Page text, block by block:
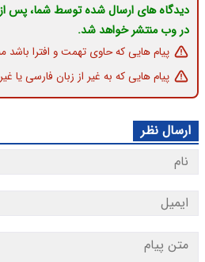
دیدگاه های ارسال شده توسط شما، پس
در وب منتشر خواهد شد.
پیام هایی که حاوی تهمت و افترا باشد
پیام هایی که به غیر از زبان فارسی یا
ارسال نظر